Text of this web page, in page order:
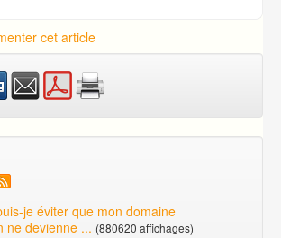
cet article
je éviter que mon domaine
ne devienne ... (880620 affichages)